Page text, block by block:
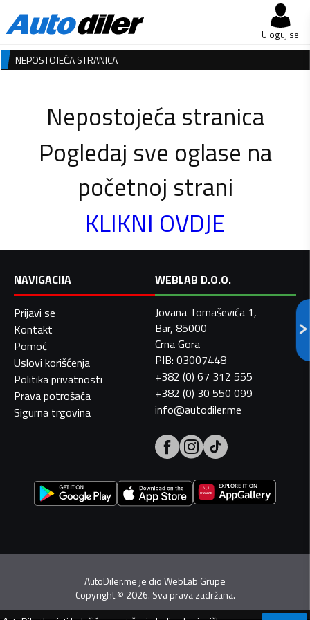
Uloguj se
NEPOSTOJEĆA STRANICA
Nepostojeća stranica
Pogledaj sve oglase na
početnoj strani
KLIKNI OVDJE
NAVIGACIJA
Prijavi se
Kontakt
Pomoć
Uslovi korišćenja
Politika privatnosti
Prava potrošača
Sigurna trgovina
WEBLAB D.O.O.
Jovana Tomaševića 1,
Bar, 85000
Crna Gora
PIB: 03007448
+382 (0) 67 312 555
+382 (0) 30 550 099
info@autodiler.me
AutoDiler.me je dioWebLab Grupe
Copyright© 2026. Sva prava zadržana.